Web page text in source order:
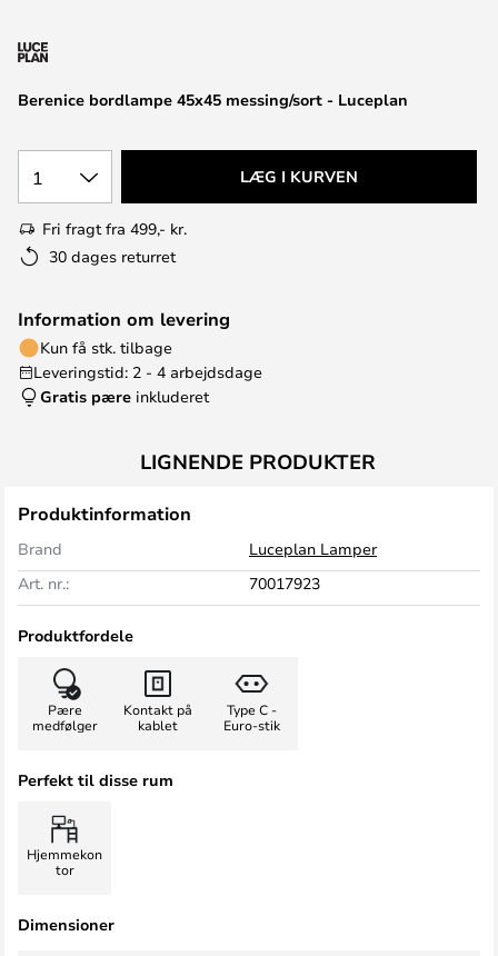
Berenice bordlampe 45x45 messing/sort - Luceplan
1 LÆG I KURVEN
Fri fragt fra 499,- kr.
30 dages returret
Information om levering
Kun få stk. tilbage
Leveringstid: 2 - 4 arbejdsdage
Gratis pære inkluderet
LIGNENDE PRODUKTER
Produktinformation
Brand
Luceplan Lamper
Art. nr.:
70017923
Produktfordele
Pære
medfølger
Kontakt på
kablet
Type C -
Euro-stik
Perfekt til disse rum
Hjemmekon
tor
Dimensioner